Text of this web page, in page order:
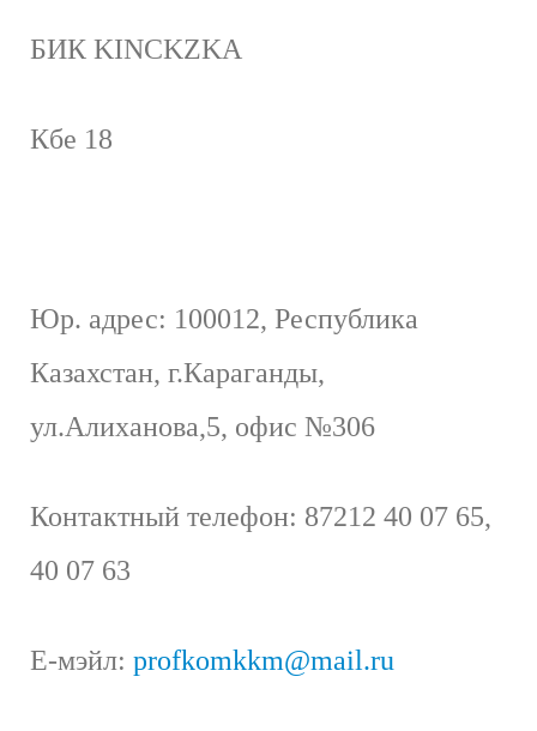
БИК KINCKZKA
Кбе 18
Юр. адрес: 100012, Республика
Казахстан, г.Караганды,
ул.Алиханова,5, офис №306
Контактный телефон: 87212 40 07 65,
40 07 63
Е-мэйл: profkomkkm@mail.ru